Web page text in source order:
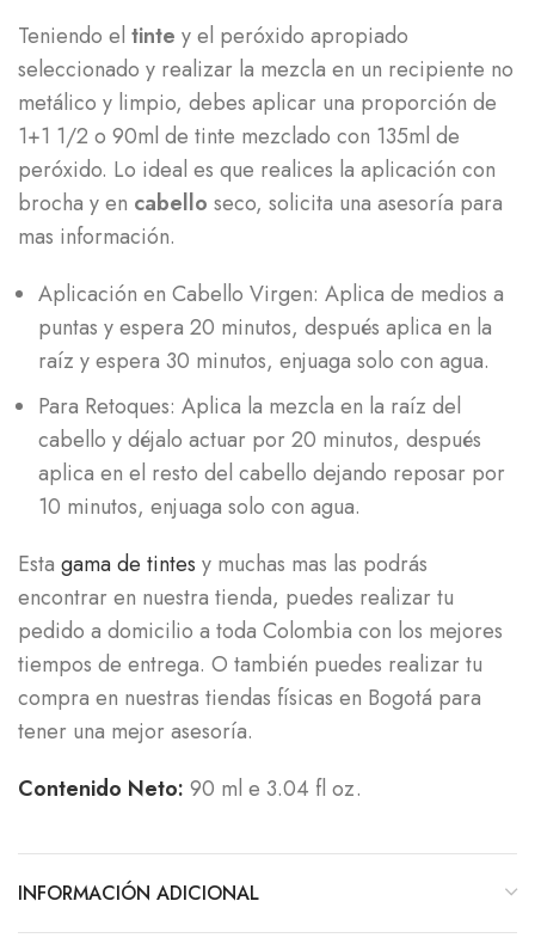
Teniendo el tinte y el peróxido apropiado
seleccionado y realizar la mezcla en un recipiente no
metálico y limpio, debes aplicar una proporción de
1+1 1/2 o 90ml de tinte mezclado con 135ml de
peróxido. Lo ideal es que realices la aplicación con
brocha y en cabello seco, solicita una asesoría para
mas información.
Aplicación en Cabello Virgen: Aplica de medios a
puntas y espera 20 minutos, después aplica en la
raíz y espera 30 minutos, enjuaga solo con agua.
Para Retoques: Aplica la mezcla en la raíz del
cabello y déjalo actuar por 20 minutos, después
aplica en el resto del cabello dejando reposar por
10 minutos, enjuaga solo con agua.
Esta gama de tintes y muchas mas las podrás
encontrar en nuestra tienda, puedes realizar tu
pedido a domicilio a toda Colombia con los mejores
tiempos de entrega. O también puedes realizar tu
compra en nuestras tiendas físicas en Bogotá para
tener una mejor asesoría.
Contenido Neto: 90 ml e 3.04 fl oz.
INFORMACIÓN ADICIONAL